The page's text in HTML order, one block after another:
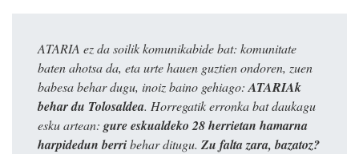
ATARIA ez da soilik komunikabide bat: komunitate
baten ahotsa da, eta urte hauen guztien ondoren, zuen
babesa behar dugu, inoiz baino gehiago: ATARIAk
behar du Tolosaldea. Horregatik erronka bat daukagu
esku artean: gure eskualdeko 28 herrietan hamarna
harpidedun berribehar ditugu. Zu falta zara, bazatoz?